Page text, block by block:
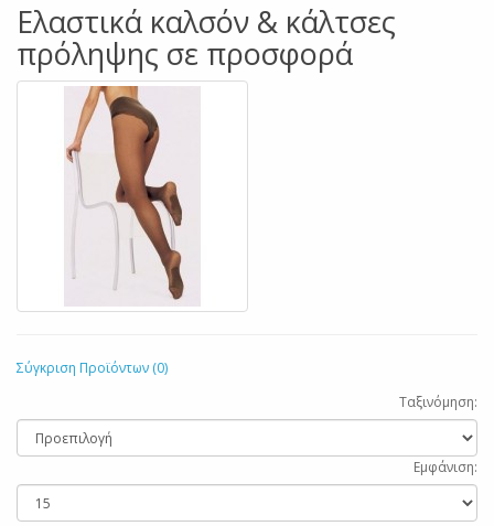
Ελαστικά καλσόν & κάλτσες
πρόληψης σε προσφορά
Σύγκριση Προϊόντων (0)
Ταξινόμηση:
Εμφάνιση: